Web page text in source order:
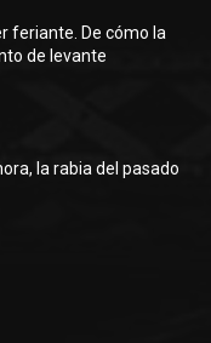
feriante. De cómo la
de levante
la rabia del pasado